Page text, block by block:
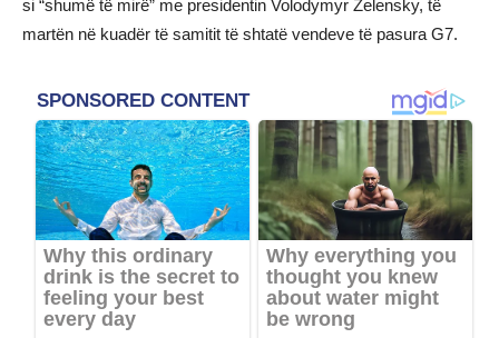
si “shumë të mirë” me presidentin Volodymyr Zelensky, të
martën në kuadër të samitit të shtatë vendeve të pasura G7.